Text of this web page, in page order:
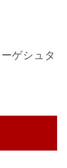
ゲシュタ